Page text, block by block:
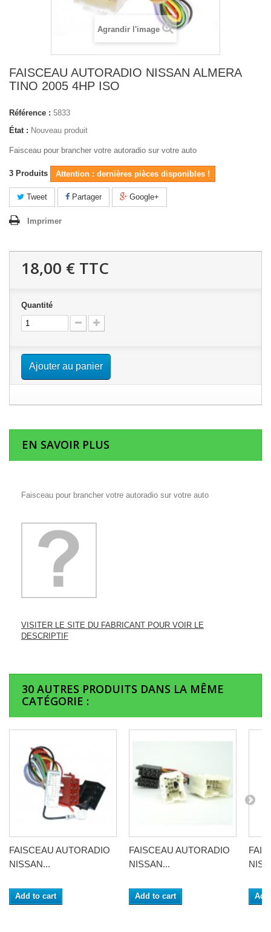
Agrandir l'image
FAISCEAU AUTORADIO NISSAN ALMERA
TINO 2005 4HP ISO
Référence : 5833
État : Nouveau produit
Faisceau pour brancher votre autoradio sur votre auto
3 Produits Attention : dernières pièces disponibles !
Tweet Partager Google+
Imprimer
18,00 € TTC
Quantité
Ajouter au panier
EN SAVOIR PLUS
Faisceau pour brancher votre autoradio sur votre auto
VISITER LE SITE DU FABRICANT POUR VOIR LE
DESCRIPTIF
30 AUTRES PRODUITS DANS LA MÊME
CATÉGORIE :
FAISCEAU AUTORADIO
NISSAN...
Add to cart
FAISCEAU AUTORADIO
NISSAN...
Add to cart